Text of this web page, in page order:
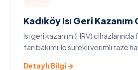
Kadıköy Isı Geri Kazanım
Isı geri kazanım (HRV)
fan bakımı ile sürekli verimli taze
Detaylı Bilgi →